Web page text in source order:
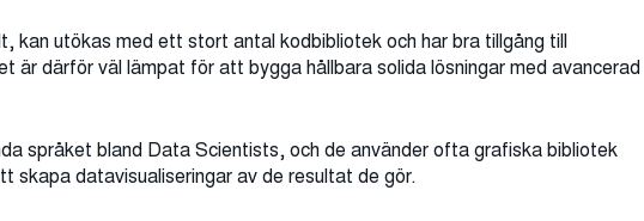
kan utökas med ett stort antal kodbibliotek och har bra tillgång till
är därför väl lämpat för att bygga hållbara solida lösningar med avancerad
språket bland Data Scientists, och de använder ofta grafiska bibliotek
skapa datavisualiseringar av de resultat de gör.